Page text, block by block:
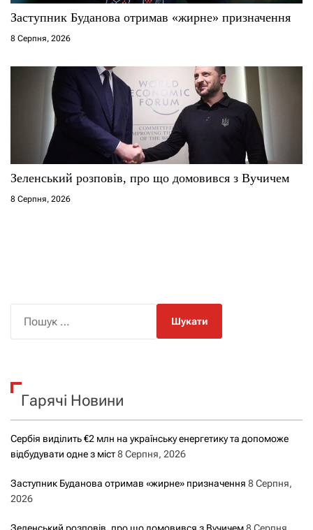
Заступник Буданова отримав «жирне» призначення
8 Серпня, 2026
Зеленський розповів, про що домовився з Вучичем
8 Серпня, 2026
к
Гарячі Новини
Сербія виділить €2 млн на українську енергетику та допоможе
відбудувати одне з міст8 Серпня, 2026
Заступник Буданова отримав «жирне» призначення 8 Серпня,
2026